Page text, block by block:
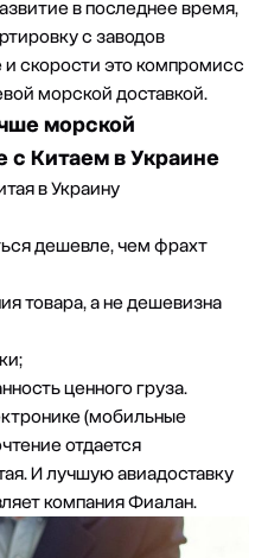
в последнее время,
с заводов
скорости это компромисс
морской доставкой.
морской
с Китаем в Украине
в Украину
дешевле, чем фрахт
товара, а не дешевизна
ценного груза.
(мобильные
отдается
Илучшую авиадоставку
компания Фиалан.